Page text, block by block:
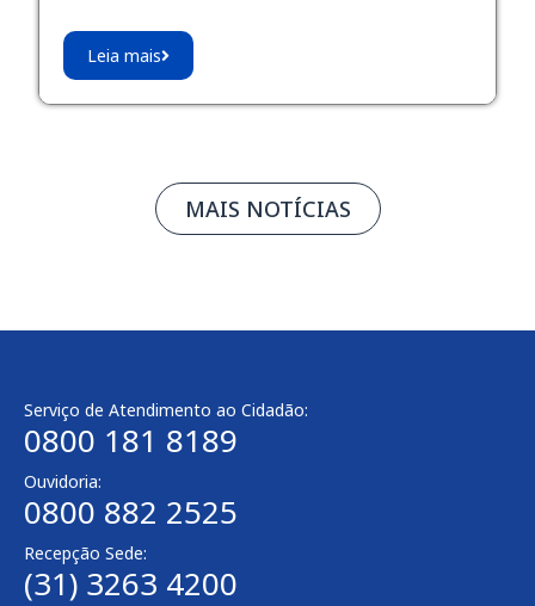
Leia mais
MAIS NOTÍCIAS
Serviço de Atendimento ao Cidadão:
0800 181 8189
Ouvidoria:
0800 882 2525
Recepção Sede:
(31) 3263 4200